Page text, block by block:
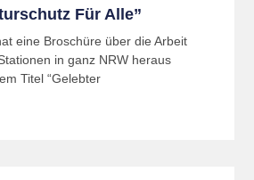
Für Alle”
eine Broschüre über die Arbeit
in ganz NRW heraus
Titel “Gelebter